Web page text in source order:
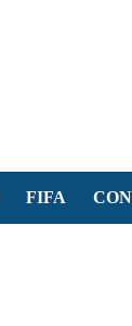
FIFA